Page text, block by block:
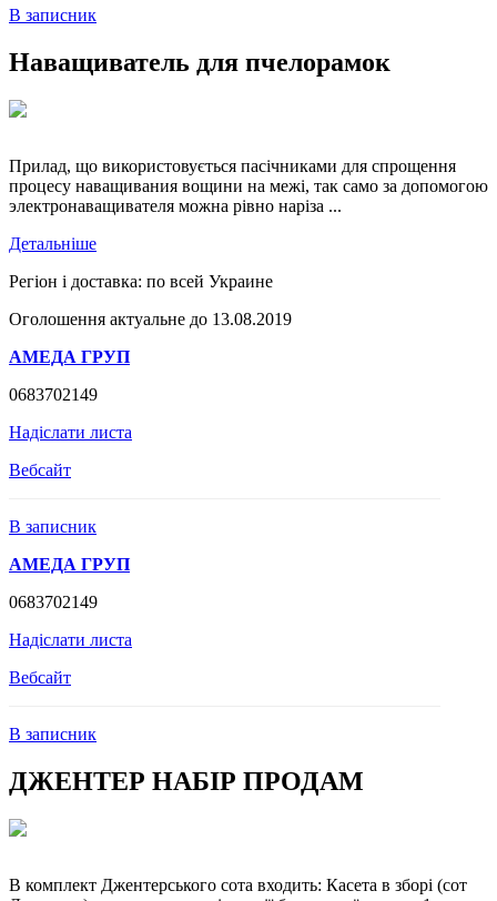
В записник
Наващиватель для пчелорамок
Прилад, що використовується пасічниками для спрощення
процесу наващивания вощини на межі, так само за допомогою
электронаващивателя можна рівно наріза ...
Детальніше
Регіон і доставка: по всей Украине
Оголошення актуальне до 13.08.2019
АМЕДА ГРУП
0683702149
Надіслати листа
Вебсайт
В записник
АМЕДА ГРУП
0683702149
Надіслати листа
Вебсайт
В записник
ДЖЕНТЕР НАБІР ПРОДАМ
В комплект Джентерського сота входить: Касета в зборі (сот